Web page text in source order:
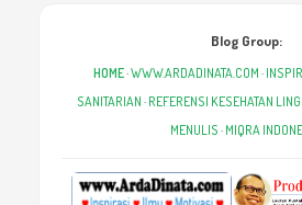
Blog Group:
HOME·WWW.ARDADINATA.COM ·
SANITARIAN · REFERENSI KESEHATAN
MENULIS · MIQRA